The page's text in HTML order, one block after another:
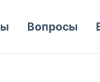
Вопросы